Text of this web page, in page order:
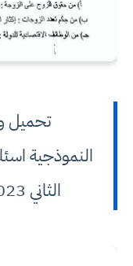
تحميل
النموذجية
الثاني 2023 صف سادس الاحيائي